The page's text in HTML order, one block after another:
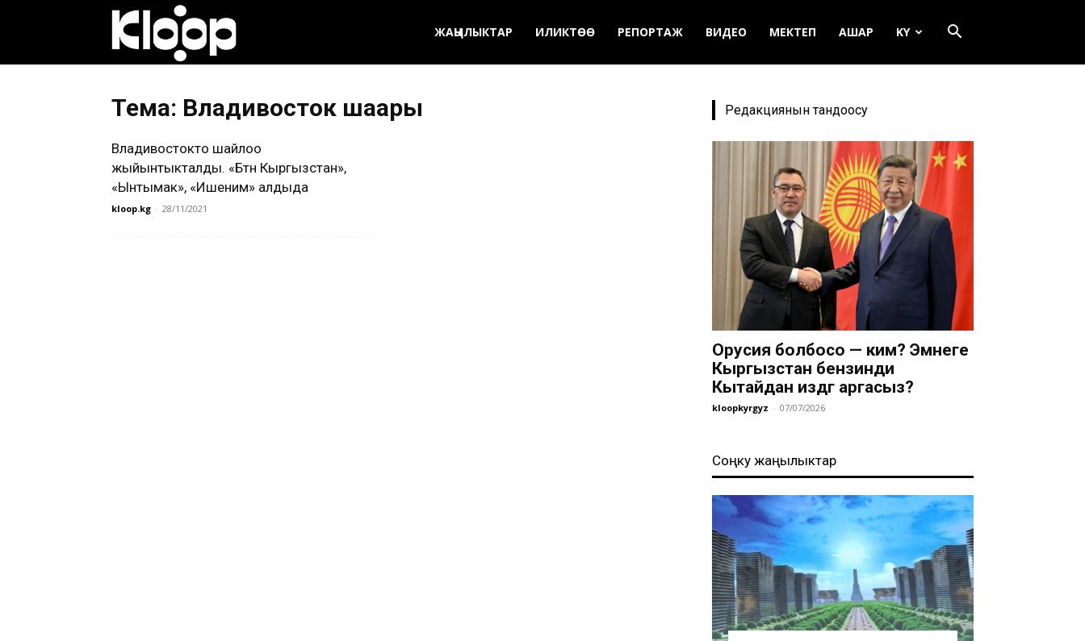
|
ЖАҢЫЛЫКТАР ИЛИКТӨӨ РЕПОРТАЖ ВИДЕО МЕКТЕП АШАР KY
Тема: Владивосток шаары
Владивостокто шайлоо
жыйынтыкталды. «Бүтүн Кыргызстан»,
«Ынтымак», «Ишеним» алдыда
kloop.kg - 28/11/2021
Редакциянын тандоосу
Орусия болбосо — ким? Эмнеге
Кыргызстан бензинди
Кытайдан издөөгө аргасыз?
kloopkyrgyz - 07/07/2026
Соңку жаңылыктар